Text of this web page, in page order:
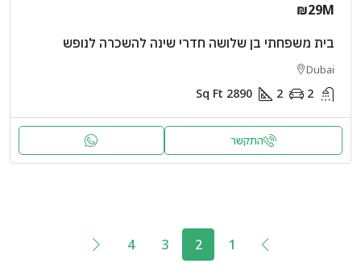
₪29M
בית משפחתי בן שלושה חדרי שינה להשכרה לנופש
Dubai
2
2
2890
Sq Ft
התקשר
1
2
3
4